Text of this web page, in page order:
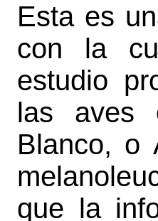
Esta es
con la
estudio
las aves
Blanco, o
que la